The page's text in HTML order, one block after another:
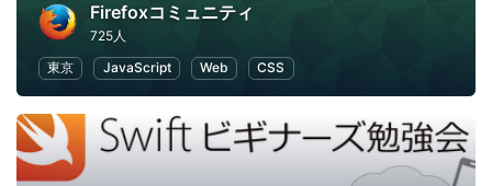
Firefoxコミュニティ
725人
東京
JavaScript Web CSS